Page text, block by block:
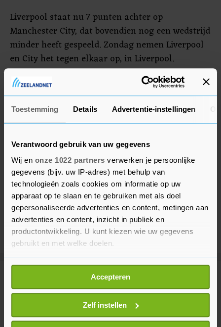
Toestemming Details Advertentie-instellingen
Verantwoord gebruik van uw gegevens
Wij en onze 1022 partners verwerken je persoonlijke
gegevens (bijv. uw IP-adres) met behulp van
technologieën zoals cookies om informatie op uw
apparaat op te slaan en te gebruiken met als doel
gepersonaliseerde advertenties en content, metingen aan
advertenties en content, inzicht in publiek en
productontwikkeling. U kunt kiezen wie uw gegevens
gebruikt en met welke doelen.
Als u het toestaat, willen we ook graag:
Informatie verzamelen over uw geografische
locatie, die tot een paar meter nauwkeurig kan zijn
Uw apparaat identificeren door het actief te
scannen op specifieke eigenschappen (fingerprinting)
Accepteren
Zelf instellen
Liverpool staat nu 7 punten achter op
Manchester City, dat bovendien nog een wedstrijd
minder heeft gespeeld. Zondag nemen Liverpool
en City het tegen elkaar op, in Liverpool.
voor Ajax in uitduel met PEC